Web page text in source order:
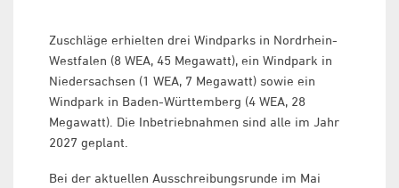
Zuschläge erhielten drei Windparks in Nordrhein-
Westfalen (8 WEA, 45 Megawatt), ein Windpark in
Niedersachsen (1 WEA, 7 Megawatt) sowie ein
Windpark in Baden-Württemberg (4 WEA, 28
Megawatt). Die Inbetriebnahmen sind alle im Jahr
2027 geplant.
Bei der aktuellen Ausschreibungsrunde im Mai